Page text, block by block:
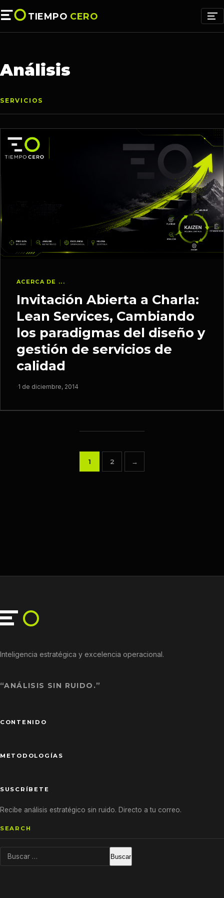
TIEMPO CERO
Análisis
SERVICIOS
ACERCA DE ...
Invitación Abierta a Charla:
Lean Services, Cambiando
los paradigmas del diseño y
gestión de servicios de
calidad
·1 de diciembre, 2014
Paginación
1 2 →
Inteligencia estratégica y excelencia operacional.
“ANÁLISIS SIN RUIDO.”
CONTENIDO
METODOLOGÍAS
SUSCRÍBETE
Recibe análisis estratégico sin ruido. Directo a tu correo.
SEARCH
Buscar: